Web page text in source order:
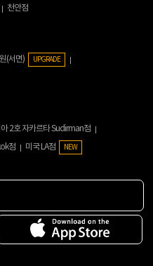
천안점
(서면) UPGRADE
2호 자카르타 Sudirman점
점 미국 LA점 NEW